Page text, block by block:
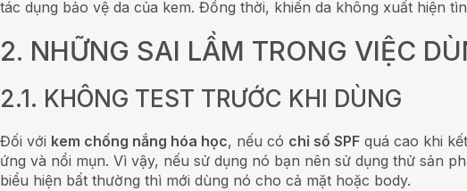
tác dụng bảo vệ da của kem. Đồng thời, khiến da không xuất hiện
2. NHỮNG SAI LẦM TRONG VIỆC
2.1. KHÔNG TEST TRƯỚC KHI DÙNG
Đối với kem chống nắng hóa học, nếu có chỉ số SPF quá cao khi
ứng và nổi mụn. Vì vậy, nếu sử dụng nó bạn nên sử dụng thử sản
biểu hiện bất thường thì mới dùng nó cho cả mặt hoặc body.